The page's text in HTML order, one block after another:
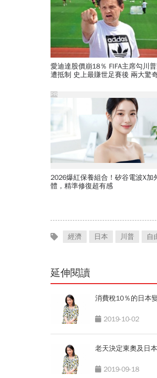
愛迪達股價崩18％ FIFA主席勾川普家族
遭抵制 史上最賺世足賽後 兩大驚奇翻車
2026爆紅保養組合！矽谷電波X加
體，精準修復超有感
PR
經濟 日本 川普 自
延伸閱讀
消費稅10％的日本
2019-10-02
老天決定東奧及日
2019-09-18